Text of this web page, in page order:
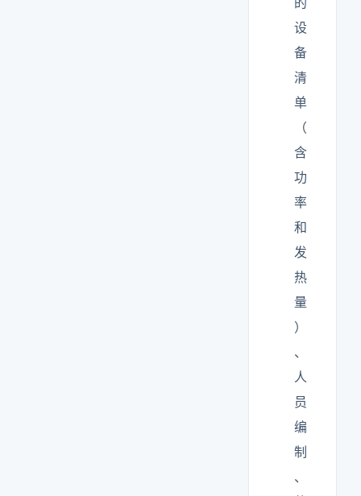
设
备
清
单
（
含
功
率
和
发
热
量
）
、
人
员
编
制
、